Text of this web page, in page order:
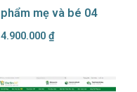
phẩm mẹ và bé 04
4.900.000 ₫